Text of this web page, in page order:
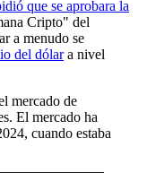
que se aprobara la
Cripto" del
a menudo se
del dólara nivel
mercado de
El mercado ha
cuando estaba